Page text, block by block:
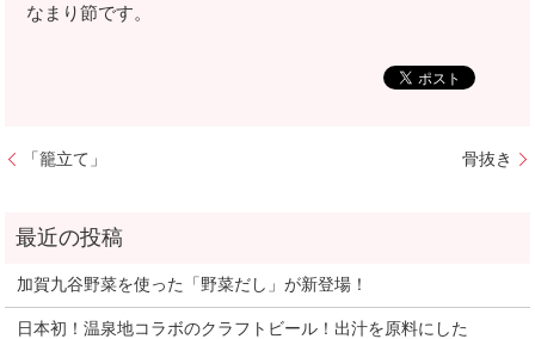
なまり節です。
「籠立て」 骨抜き
加賀九谷野菜を使った「野菜だし」が新登場！
日本初！温泉地コラボのクラフトビール！出汁を原料にした